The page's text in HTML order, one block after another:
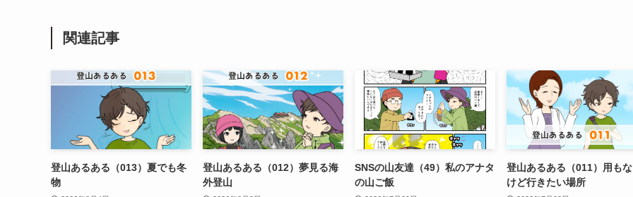
関連記事
登山あるある（013）夏でも冬
物
登山あるある（012）夢見る海
外登山
SNSの山友達（49）私のアナタ
の山ご飯
登山あるある（011）用も
けど行きたい場所